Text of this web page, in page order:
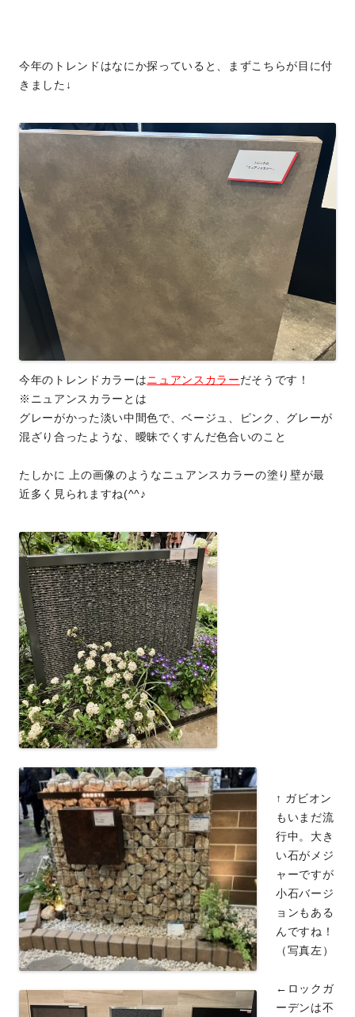
今年のトレンドはなにか探っていると、まずこちらが目に付
きました↓
今年のトレンドカラーはニュアンスカラーだそうです！
※ニュアンスカラーとは
グレーがかった淡い中間色で、ベージュ、ピンク、グレーが
混ざり合ったような、曖昧でくすんだ色合いのこと
たしかに 上の画像のようなニュアンスカラーの塗り壁が最
近多く見られますね(^^♪
↑ ガビオン
もいまだ流
行中。大き
い石がメジ
ャーですが
小石バージ
ョンもある
んですね！
（写真左）
←ロックガ
ーデンは不